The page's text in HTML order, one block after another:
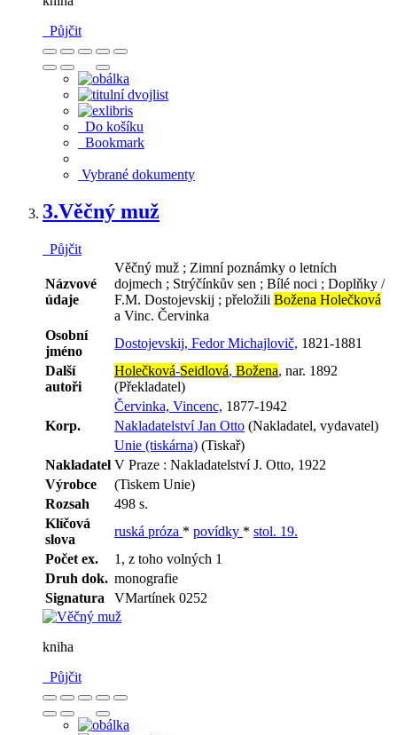
Půjčit
Do košíku
Bookmark
Vybrané dokumenty
3.Věčný muž
Půjčit
Názvové
údaje
Věčný muž ; Zimní poznámky o letních
dojmech ; Strýčínkův sen ; Bílé noci ; Doplňky /
F.M. Dostojevskij ; přeložili Božena Holečková
a Vinc. Červinka
Osobní
jméno
Dostojevskij, Fedor Michajlovič, 1821-1881
Další
autoři
Holečková-Seidlová, Božena, nar. 1892
(Překladatel)
Červinka, Vincenc, 1877-1942
Korp.
Nakladatelství Jan Otto (Nakladatel, vydavatel)
Unie (tiskárna) (Tiskař)
Nakladatel V Praze : Nakladatelství J. Otto, 1922
Výrobce
(Tiskem Unie)
Rozsah
498 s.
Klíčová
slova
ruská próza * povídky * stol. 19.
Počet ex.
1, z toho volných 1
Druh dok. monografie
Signatura
VMartínek 0252
kniha
Půjčit